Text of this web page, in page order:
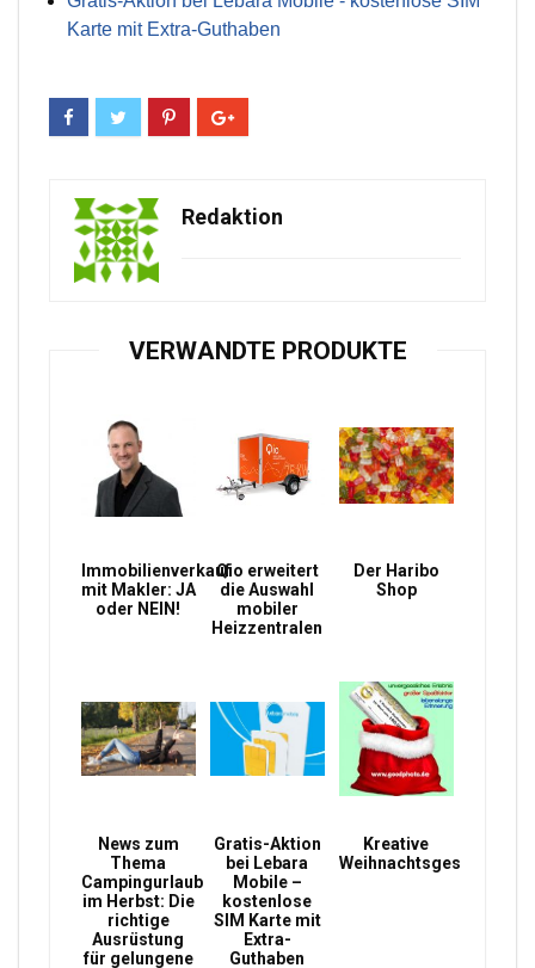
Karte mit Extra-Guthaben
Redaktion
VERWANDTE PRODUKTE
Immobilienverkauf
mit Makler: JA
oder NEIN!
Qio erweitert
die Auswahl
mobiler
Heizzentralen
Der Haribo
Shop
News zum
Thema
Campingurlaub
im Herbst: Die
richtige
Ausrüstung
für gelungene
Gratis-Aktion
bei Lebara
Mobile –
kostenlose
SIM Karte mit
Extra-
Guthaben
Kreative
Weihnachtsgeschenke